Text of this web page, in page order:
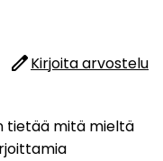
Kirjoita arvostelu
tietää mitä mieltä